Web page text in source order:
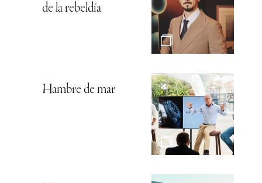
de la rebeldía
Hambre de mar